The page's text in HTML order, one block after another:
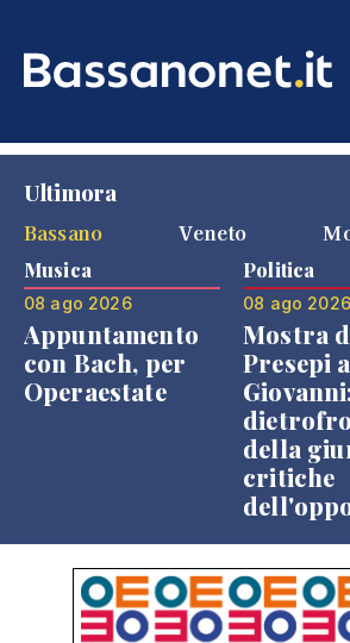
Ultimora
Bassano
Veneto
Musica
08 ago 2026
Appuntamento
con Bach, per
Operaestate
Politica
08 ago 2026
Mostra
Presepi
della
critiche